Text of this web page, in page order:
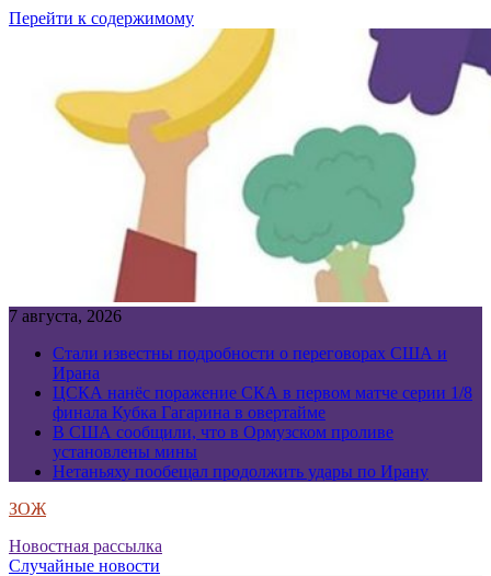
Перейти к содержимому
7 августа, 2026
Стали известны подробности о переговорах США и
Ирана
ЦСКА нанёс поражение СКА в первом матче серии 1/8
финала Кубка Гагарина в овертайме
В США сообщили, что в Ормузском проливе
установлены мины
Нетаньяху пообещал продолжить удары по Ирану
ЗОЖ
Новостная рассылка
Случайные новости